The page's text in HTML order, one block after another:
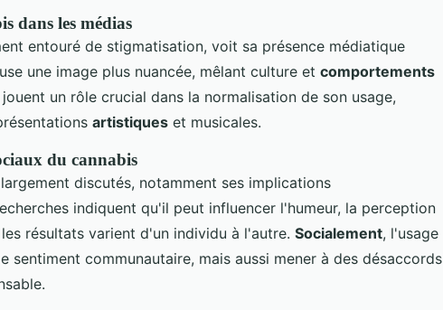
dans les médias
entouré de stigmatisation, voit sa présence médiatique
une image plus nuancée, mêlant culture et comportements
un rôle crucial dans la normalisation de son usage,
artistiques et musicales.
du cannabis
discutés, notamment ses implications
indiquent qu'il peut influencer l'humeur, la perception
résultats varient d'un individu à l'autre. Socialement, l'usage
sentiment communautaire, mais aussi mener à des désaccords